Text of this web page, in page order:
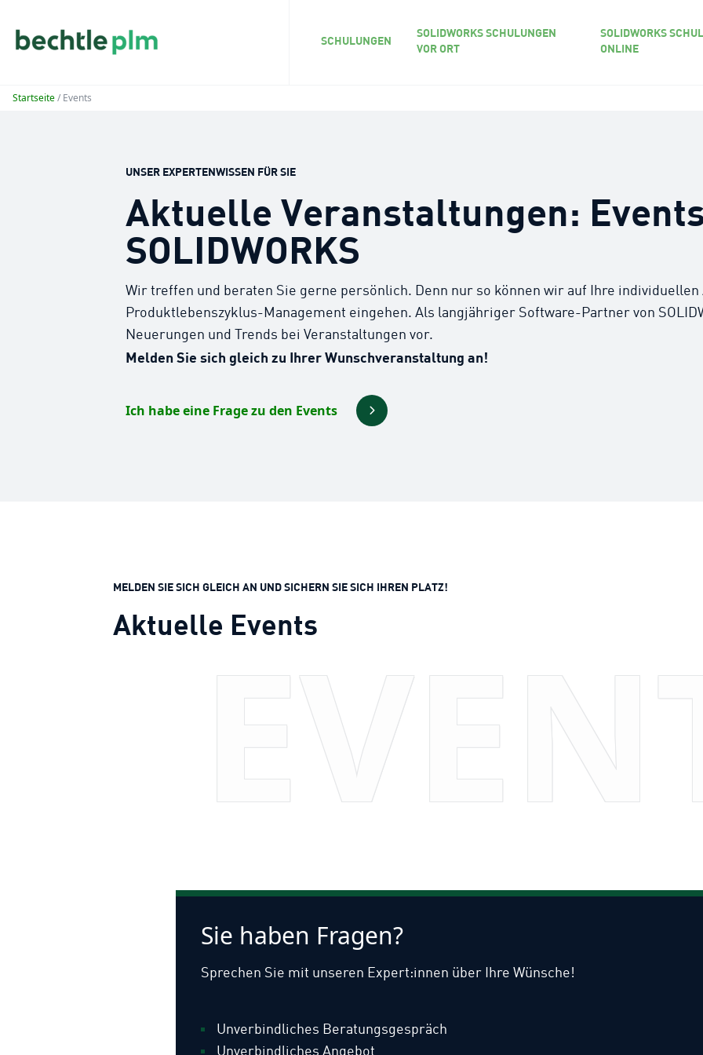
SCHULUNGEN
SOLIDWORKS SCHULUNGEN
VOR ORT
SOLIDWORKS
ONLINE
Startseite/ Events
UNSER EXPERTENWISSEN FÜR SIE
Aktuelle Veranstaltungen:
SOLIDWORKS
Wir treffen und beraten Sie gerne persönlich. Denn nur so können wir auf Ihre
Produktlebenszyklus-Management eingehen. Als langjähriger Software-Partner von
Neuerungen und Trends bei Veranstaltungen vor.
Melden Sie sich gleich zu Ihrer Wunschveranstaltung an!
Ich habe eine Frage zu den Events
MELDEN SIE SICH GLEICH AN UND SICHERN SIE SICH IHREN PLATZ!
Aktuelle Events
Sie haben Fragen?
Sprechen Sie mit unseren Expert:innen über Ihre Wünsche!
Unverbindliches Beratungsgespräch
Unverbindliches Angebot